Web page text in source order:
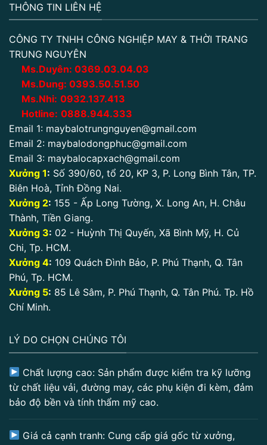
THÔNG TIN LIÊN HỆ
CÔNG TY TNHH CÔNG NGHIỆP MAY & THỜI TRANG
TRUNG NGUYÊN
Ms.Duyên: 0369.03.04.03
Ms.Dung: 0393.50.51.50
Ms.Nhi: 0932.137.413
Hotline: 0888.944.333
Email 1: maybalotrungnguyen@gmail.com
Email 2: maybalodongphuc@gmail.com
Email 3: maybalocapxach@gmail.com
Xưởng 1: Số 390/60, tổ 20, KP 3, P. Long Bình Tân, TP.
Biên Hoà, Tỉnh Đồng Nai.
Xưởng 2: 155 - Ấp Long Tường, X. Long An, H. Châu
Thành, Tiền Giang.
Xưởng 3: 02 - Huỳnh Thị Quyến, Xã Bình Mỹ, H. Củ
Chi, Tp. HCM.
Xưởng 4: 109 Quách Đình Bảo, P. Phú Thạnh, Q. Tân
Phú, Tp. HCM.
Xưởng 5: 85 Lê Sâm, P. Phú Thạnh, Q. Tân Phú. Tp. Hồ
Chí Minh.
LÝ DO CHỌN CHÚNG TÔI
Chất lượng cao: Sản phẩm được kiểm tra kỹ lưỡng
từ chất liệu vải, đường may, các phụ kiện đi kèm, đảm
bảo độ bền và tính thẩm mỹ cao.
Giá cả cạnh tranh: Cung cấp giá gốc từ xưởng,